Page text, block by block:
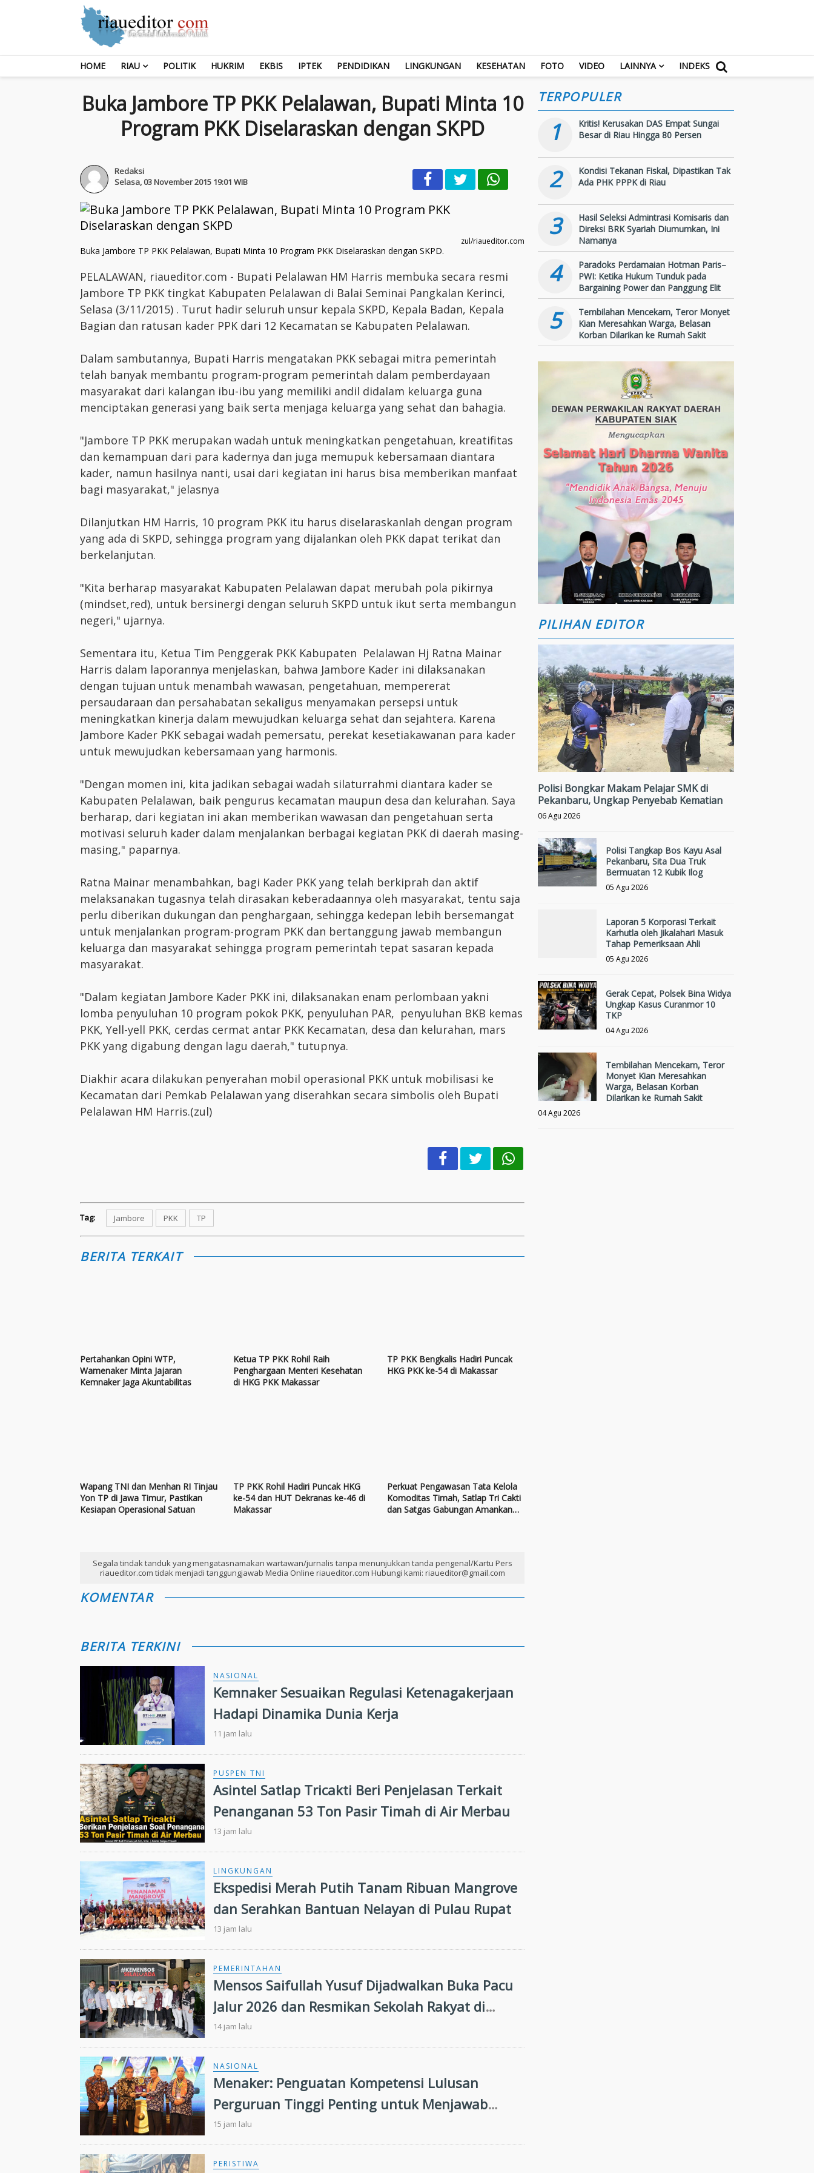
HOME RIAU POLITIK HUKRIM EKBIS IPTEK PENDIDIKAN LINGKUNGAN KESEHATAN FOTO VIDEO LAINNYA INDEKS
Buka Jambore TP PKK Pelalawan, Bupati Minta 10
Program PKK Diselaraskan dengan SKPD
Redaksi
Selasa, 03 November 2015 19:01 WIB
zul/riaueditor.com
Buka Jambore TP PKK Pelalawan, Bupati Minta 10 Program PKK Diselaraskan dengan SKPD.
PELALAWAN, riaueditor.com - Bupati Pelalawan HM Harris membuka secara resmi
Jambore TP PKK tingkat Kabupaten Pelalawan di Balai Seminai Pangkalan Kerinci,
Selasa (3/11/2015) . Turut hadir seluruh unsur kepala SKPD, Kepala Badan, Kepala
Bagian dan ratusan kader PPK dari 12 Kecamatan se Kabupaten Pelalawan.
Dalam sambutannya, Bupati Harris mengatakan PKK sebagai mitra pemerintah
telah banyak membantu program-program pemerintah dalam pemberdayaan
masyarakat dari kalangan ibu-ibu yang memiliki andil didalam keluarga guna
menciptakan generasi yang baik serta menjaga keluarga yang sehat dan bahagia.
"Jambore TP PKK merupakan wadah untuk meningkatkan pengetahuan, kreatifitas
dan kemampuan dari para kadernya dan juga memupuk kebersamaan diantara
kader, namun hasilnya nanti, usai dari kegiatan ini harus bisa memberikan manfaat
bagi masyarakat," jelasnya
Dilanjutkan HM Harris, 10 program PKK itu harus diselaraskanlah dengan program
yang ada di SKPD, sehingga program yang dijalankan oleh PKK dapat terikat dan
berkelanjutan.
"Kita berharap masyarakat Kabupaten Pelalawan dapat merubah pola pikirnya
(mindset,red), untuk bersinergi dengan seluruh SKPD untuk ikut serta membangun
negeri," ujarnya.
Sementara itu, Ketua Tim Penggerak PKK Kabupaten Pelalawan Hj Ratna Mainar
Harris dalam laporannya menjelaskan, bahwa Jambore Kader ini dilaksanakan
dengan tujuan untuk menambah wawasan, pengetahuan, mempererat
persaudaraan dan persahabatan sekaligus menyamakan persepsi untuk
meningkatkan kinerja dalam mewujudkan keluarga sehat dan sejahtera. Karena
Jambore Kader PKK sebagai wadah pemersatu, perekat kesetiakawanan para kader
untuk mewujudkan kebersamaan yang harmonis.
"Dengan momen ini, kita jadikan sebagai wadah silaturrahmi diantara kader se
Kabupaten Pelalawan, baik pengurus kecamatan maupun desa dan kelurahan. Saya
berharap, dari kegiatan ini akan memberikan wawasan dan pengetahuan serta
motivasi seluruh kader dalam menjalankan berbagai kegiatan PKK di daerah masing-
masing," paparnya.
Ratna Mainar menambahkan, bagi Kader PKK yang telah berkiprah dan aktif
melaksanakan tugasnya telah dirasakan keberadaannya oleh masyarakat, tentu saja
perlu diberikan dukungan dan penghargaan, sehingga kedepan lebih bersemangat
untuk menjalankan program-program PKK dan bertanggung jawab membangun
keluarga dan masyarakat sehingga program pemerintah tepat sasaran kepada
masyarakat.
"Dalam kegiatan Jambore Kader PKK ini, dilaksanakan enam perlombaan yakni
lomba penyuluhan 10 program pokok PKK, penyuluhan PAR, penyuluhan BKB kemas
PKK, Yell-yell PKK, cerdas cermat antar PKK Kecamatan, desa dan kelurahan, mars
PKK yang digabung dengan lagu daerah," tutupnya.
Diakhir acara dilakukan penyerahan mobil operasional PKK untuk mobilisasi ke
Kecamatan dari Pemkab Pelalawan yang diserahkan secara simbolis oleh Bupati
Pelalawan HM Harris.(zul)
Tag: Jambore PKK TP
BERITA TERKAIT
Pertahankan Opini WTP,
Wamenaker Minta Jajaran
Kemnaker Jaga Akuntabilitas
Ketua TP PKK Rohil Raih
Penghargaan Menteri Kesehatan
di HKG PKK Makassar
TP PKK Bengkalis Hadiri Puncak
HKG PKK ke-54 di Makassar
Wapang TNI dan Menhan RI Tinjau
Yon TP di Jawa Timur, Pastikan
Kesiapan Operasional Satuan
TP PKK Rohil Hadiri Puncak HKG
ke-54 dan HUT Dekranas ke-46 di
Makassar
Perkuat Pengawasan Tata Kelola
Komoditas Timah, Satlap Tri Cakti
dan Satgas Gabungan Amankan
Segala tindak tanduk yang mengatasnamakan wartawan/jurnalis tanpa menunjukkan tanda pengenal/Kartu Pers
riaueditor.com tidak menjadi tanggungjawab Media Online riaueditor.com Hubungi kami: riaueditor@gmail.com
KOMENTAR
BERITA TERKINI
NASIONAL
Kemnaker Sesuaikan Regulasi Ketenagakerjaan
Hadapi Dinamika Dunia Kerja
11 jam lalu
PUSPEN TNI
Asintel Satlap Tricakti Beri Penjelasan Terkait
Penanganan 53 Ton Pasir Timah di Air Merbau
13 jam lalu
LINGKUNGAN
Ekspedisi Merah Putih Tanam Ribuan Mangrove
dan Serahkan Bantuan Nelayan di Pulau Rupat
13 jam lalu
PEMERINTAHAN
Mensos Saifullah Yusuf Dijadwalkan Buka Pacu
Jalur 2026 dan Resmikan Sekolah Rakyat di
Kuansing
14 jam lalu
NASIONAL
Menaker: Penguatan Kompetensi Lulusan
Perguruan Tinggi Penting untuk Menjawab
Kebutuhan Dunia Kerja
15 jam lalu
PERISTIWA
TERPOPULER
1
Kritis! Kerusakan DAS Empat Sungai
Besar di Riau Hingga 80 Persen
2
Kondisi Tekanan Fiskal, Dipastikan Tak
Ada PHK PPPK di Riau
3
Hasil Seleksi Admintrasi Komisaris dan
Direksi BRK Syariah Diumumkan, Ini
Namanya
4
Paradoks Perdamaian Hotman Paris–
PWI: Ketika Hukum Tunduk pada
Bargaining Power dan Panggung Elit
5
Tembilahan Mencekam, Teror Monyet
Kian Meresahkan Warga, Belasan
Korban Dilarikan ke Rumah Sakit
PILIHAN EDITOR
Polisi Bongkar Makam Pelajar SMK di
Pekanbaru, Ungkap Penyebab Kematian
06 Agu 2026
Polisi Tangkap Bos Kayu Asal
Pekanbaru, Sita Dua Truk
Bermuatan 12 Kubik Ilog
05 Agu 2026
Laporan 5 Korporasi Terkait
Karhutla oleh Jikalahari Masuk
Tahap Pemeriksaan Ahli
05 Agu 2026
Gerak Cepat, Polsek Bina Widya
Ungkap Kasus Curanmor 10
TKP
04 Agu 2026
Tembilahan Mencekam, Teror
Monyet Kian Meresahkan
Warga, Belasan Korban
Dilarikan ke Rumah Sakit
04 Agu 2026